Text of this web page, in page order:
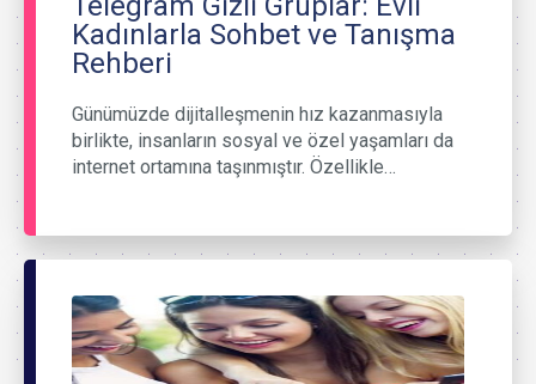
Kadınlarla Sohbet ve Tanışma
Rehberi
Günümüzde dijitalleşmenin hız kazanmasıyla
birlikte, insanların sosyal ve özel yaşamları da
internet ortamına taşınmıştır. Özellikle…